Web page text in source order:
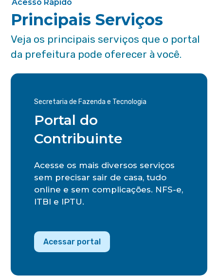
Acesso Rápido
Principais Serviços
Veja os principais serviços que o portal
da prefeitura pode oferecer à você.
Secretaria de Fazenda e Tecnologia
Portal do
Contribuinte
Acesse os mais diversos serviços
sem precisar sair de casa, tudo
online e sem complicações. NFS-e,
ITBI e IPTU.
Acessar portal